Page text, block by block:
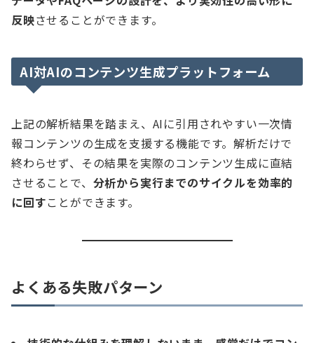
反映させることができます。
AI対AIのコンテンツ生成プラットフォーム
上記の解析結果を踏まえ、AIに引用されやすい一次情
報コンテンツの生成を支援する機能です。解析だけで
終わらせず、その結果を実際のコンテンツ生成に直結
させることで、 分析から実行までのサイクルを効率的
に回すことができます。
よくある失敗パターン